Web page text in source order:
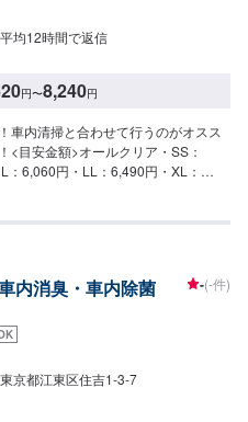
平均12時間で返信
円〜8,240円
車内清掃と合わせて行うのがオスス
<目安金額>オールクリア・SS：
6,060円・LL：6,490円・XL：
、全て承ります！レンタカーも多く
内消臭・車内除菌 -(-件)
東京都江東区住吉1-3-7